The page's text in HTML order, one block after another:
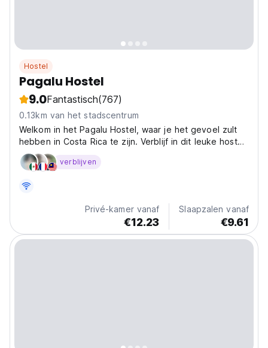
Hostel
Pagalu Hostel
9.0Fantastisch(767)
0.13km van het stadscentrum
Welkom in het Pagalu Hostel, waar je het gevoel zult
hebben in Costa Rica te zijn. Verblijf in dit leuke hostel
en geniet van de tijd aan het strand of bezoek alle
interessante plekken in Puerto Viejo.
verblijven
Privé-kamer vanaf
€12.23
Slaapzalen vanaf
€9.61